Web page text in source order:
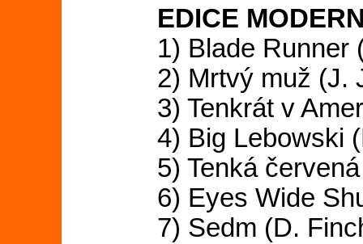
EDICE
1) Blade
2) Mrtvý
3) Tenkrát v
4) Big
5) Tenká
6) Eyes Wide
7) Sedm